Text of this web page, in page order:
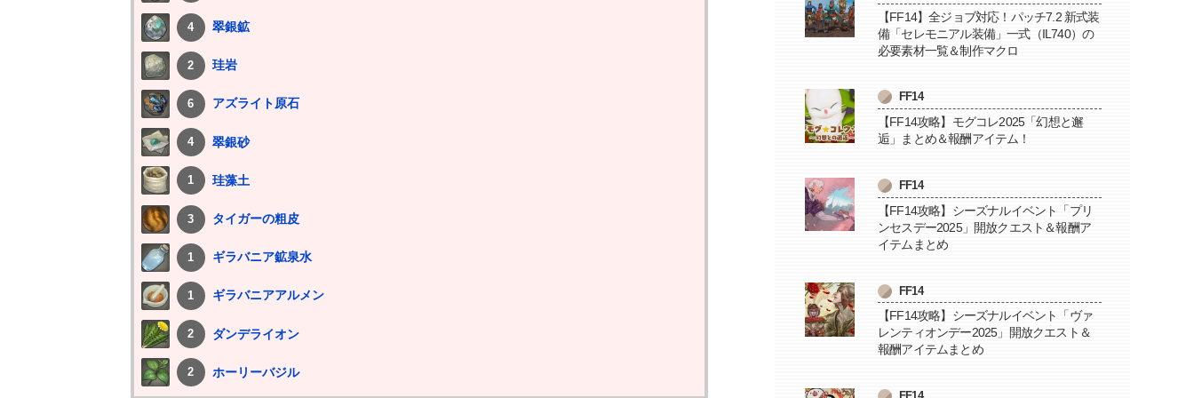
4 翠銀鉱
2 珪岩
6 アズライト原石
4 翠銀砂
1 珪藻土
3 タイガーの粗皮
1 ギラバニア鉱泉水
1 ギラバニアアルメン
2 ダンデライオン
2 ホーリーバジル
【FF14】全ジョブ対応！パッチ7.2 新式装
備「セレモニアル装備」一式（IL740）の
必要素材一覧＆制作マクロ
FF14
【FF14攻略】モグコレ2025「幻想と邂
逅」まとめ＆報酬アイテム！
FF14
【FF14攻略】シーズナルイベント「プリ
ンセスデー2025」開放クエスト＆報酬ア
イテムまとめ
FF14
【FF14攻略】シーズナルイベント「ヴァ
レンティオンデー2025」開放クエスト＆
報酬アイテムまとめ